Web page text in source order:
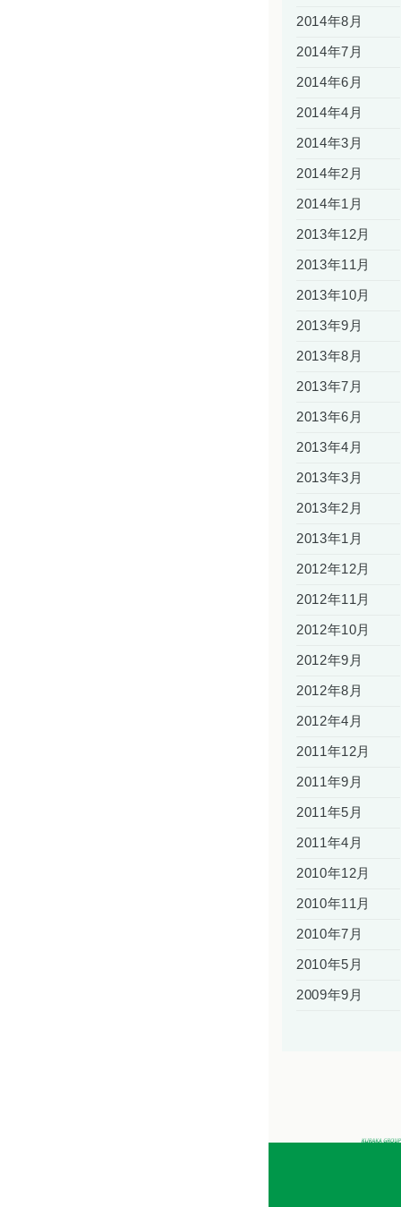
2014年8月
2014年7月
2014年6月
2014年4月
2014年3月
2014年2月
2014年1月
2013年12月
2013年11月
2013年10月
2013年9月
2013年8月
2013年7月
2013年6月
2013年4月
2013年3月
2013年2月
2013年1月
2012年12月
2012年11月
2012年10月
2012年9月
2012年8月
2012年4月
2011年12月
2011年9月
2011年5月
2011年4月
2010年12月
2010年11月
2010年7月
2010年5月
2009年9月